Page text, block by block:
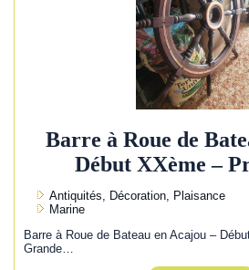
Barre à Roue de
Début XXème –
Antiquités, Décoration, Plaisance
Marine
Barre à Roue de Bateau en Acajou –
Grande…